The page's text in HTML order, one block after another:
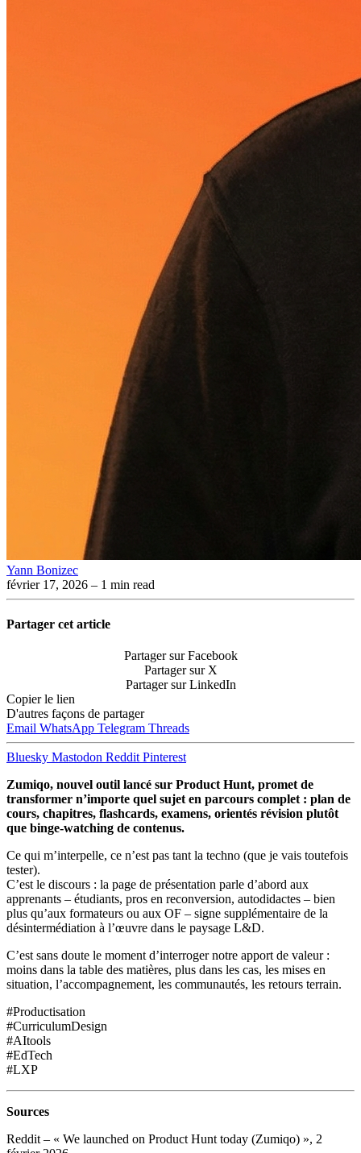
Yann Bonizec
février 17, 2026 – 1 min read
Partager cet article
Partager sur Facebook
Partager sur X
Partager sur LinkedIn
Copier le lien
D'autres façons de partager
Email WhatsApp Telegram Threads
Bluesky Mastodon Reddit Pinterest
Zumiqo, nouvel outil lancé sur Product Hunt, promet de
transformer n’importe quel sujet en parcours complet : plan de
cours, chapitres, flashcards, examens, orientés révision plutôt
que binge‑watching de contenus.
Ce qui m’interpelle, ce n’est pas tant la techno (que je vais toutefois
tester).
C’est le discours : la page de présentation parle d’abord aux
apprenants – étudiants, pros en reconversion, autodidactes – bien
plus qu’aux formateurs ou aux OF – signe supplémentaire de la
désintermédiation à l’œuvre dans le paysage L&D.
C’est sans doute le moment d’interroger notre apport de valeur :
moins dans la table des matières, plus dans les cas, les mises en
situation, l’accompagnement, les communautés, les retours terrain.
#Productisation
#CurriculumDesign
#AItools
#EdTech
#LXP
Sources
Reddit – « We launched on Product Hunt today (Zumiqo) », 2